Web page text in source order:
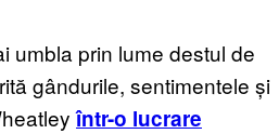
umbla prin lume destul de
gândurile, sentimentele și
într-o lucrare